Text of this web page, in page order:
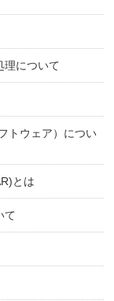
理について
トウェア）につい
とは
て